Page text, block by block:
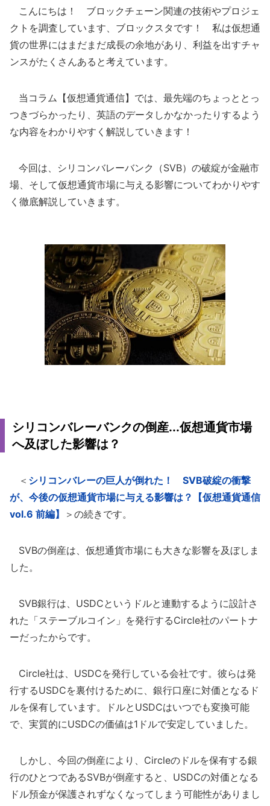
こんにちは！ ブロックチェーン関連の技術やプロジェ
クトを調査しています、ブロックスタです！ 私は仮想通
貨の世界にはまだまだ成長の余地があり、利益を出すチャ
ンスがたくさんあると考えています。
当コラム【仮想通貨通信】では、最先端のちょっととっ
つきづらかったり、英語のデータしかなかったりするよう
な内容をわかりやすく解説していきます！
今回は、シリコンバレーバンク（SVB）の破綻が金融市
場、そして仮想通貨市場に与える影響についてわかりやす
く徹底解説していきます。
シリコンバレーバンクの倒産...仮想通貨市場
へ及ぼした影響は？
＜ シリコンバレーの巨人が倒れた！ SVB破綻の衝撃
が、今後の仮想通貨市場に与える影響は？【仮想通貨通信
vol.6 前編】
＞の続きです。
SVBの倒産は、仮想通貨市場にも大きな影響を及ぼしま
した。
SVB銀行は、USDCというドルと連動するように設計さ
れた「ステーブルコイン」を発行するCircle社のパートナ
ーだったからです。
Circle社は、USDCを発行している会社です。彼らは発
行するUSDCを裏付けるために、銀行口座に対価となるド
ルを保有しています。ドルとUSDCはいつでも変換可能
で、実質的にUSDCの価値は1ドルで安定していました。
しかし、今回の倒産により、Circleのドルを保有する銀
行のひとつであるSVBが倒産すると、USDCの対価となる
ドル預金が保護されずなくなってしまう可能性がありまし